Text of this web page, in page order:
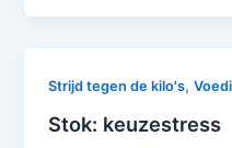
Strijd tegen de kilo's,
Stok: keuzestress